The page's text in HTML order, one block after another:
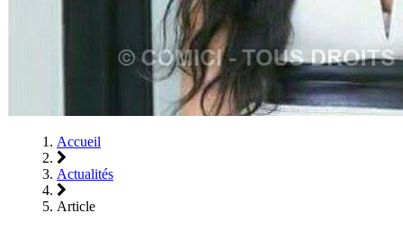
Accueil
Actualités
Article